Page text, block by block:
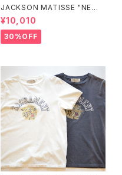
JACKSON MATISSE "NEW
YORK CITY OF LIBERTY Te
e"
¥10,010
30%OFF